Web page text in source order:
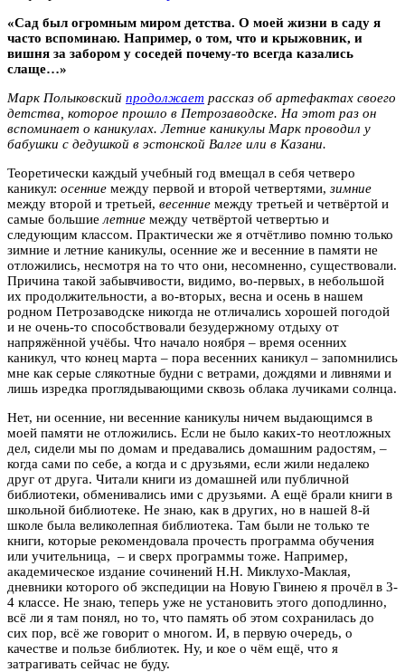
«Сад был огромным миром детства. О моей жизни в саду я
часто вспоминаю. Например, о том, что и крыжовник, и
вишня за забором у соседей почему-то всегда казались
слаще…»
Марк Полыковский продолжает рассказ об артефактах своего
детства, которое прошло в Петрозаводске. На этот раз он
вспоминает о каникулах. Летние каникулы Марк проводил у
бабушки с дедушкой в эстонской Валге или в Казани.
Теоретически каждый учебный год вмещал в себя четверо
каникул: осенние между первой и второй четвертями, зимние
между второй и третьей, весенние между третьей и четвёртой и
самые большие летние между четвёртой четвертью и
следующим классом. Практически же я отчётливо помню только
зимние и летние каникулы, осенние же и весенние в памяти не
отложились, несмотря на то что они, несомненно, существовали.
Причина такой забывчивости, видимо, во-первых, в небольшой
их продолжительности, а во-вторых, весна и осень в нашем
родном Петрозаводске никогда не отличались хорошей погодой
и не очень-то способствовали безудержному отдыху от
напряжённой учёбы. Что начало ноября – время осенних
каникул, что конец марта – пора весенних каникул – запомнились
мне как серые слякотные будни с ветрами, дождями и ливнями и
лишь изредка проглядывающими сквозь облака лучиками солнца.
Нет, ни осенние, ни весенние каникулы ничем выдающимся в
моей памяти не отложились. Если не было каких-то неотложных
дел, сидели мы по домам и предавались домашним радостям, –
когда сами по себе, а когда и с друзьями, если жили недалеко
друг от друга. Читали книги из домашней или публичной
библиотеки, обменивались ими с друзьями. А ещё брали книги в
школьной библиотеке. Не знаю, как в других, но в нашей 8-й
школе была великолепная библиотека. Там были не только те
книги, которые рекомендовала прочесть программа обучения
или учительница, – и сверх программы тоже. Например,
академическое издание сочинений Н.Н. Миклухо-Маклая,
дневники которого об экспедиции на Новую Гвинею я прочёл в 3-
4 классе. Не знаю, теперь уже не установить этого доподлинно,
всё ли я там понял, но то, что память об этом сохранилась до
сих пор, всё же говорит о многом. И, в первую очередь, о
качестве и пользе библиотек. Ну, и кое о чём ещё, что я
затрагивать сейчас не буду.